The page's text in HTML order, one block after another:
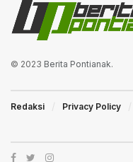
© 2023 Berita Pontianak.
Redaksi Privacy Policy